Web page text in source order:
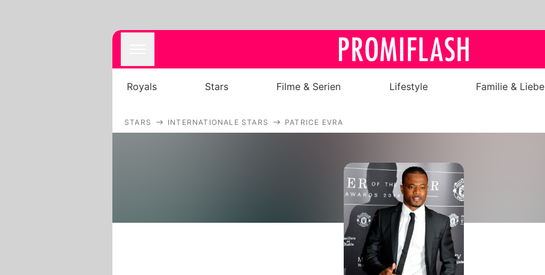
Filme & Serien
Lifestyle
Familie & Liebe
Promiflash Exklusiv
Royals Stars Filme & Serien Lifestyle Familie & Liebe
STARS INTERNATIONALE STARS PATRICE EVRA